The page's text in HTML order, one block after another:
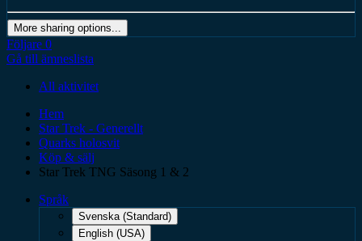
More sharing options...
Följare 0
Gå till ämneslista
All aktivitet
Hem
Star Trek - Generellt
Quarks holosvit
Köp & sälj
Star Trek TNG Säsong 1 & 2
Språk
Svenska (Standard)
English (USA)